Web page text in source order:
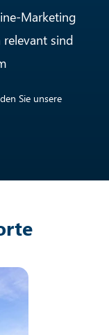
Marketing
sind
Sie unsere